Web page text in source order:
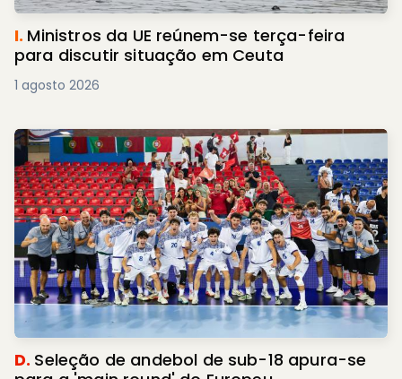
I. Ministros da UE reúnem-se terça-feira
para discutir situação em Ceuta
1 agosto 2026
D. Seleção de andebol de sub-18 apura-se